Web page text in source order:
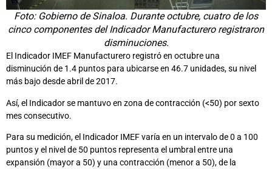
Foto: Gobierno de Sinaloa. Durante octubre, cuatro de los
cinco componentes del Indicador Manufacturero registraron
disminuciones.
El Indicador IMEF Manufacturero registró en octubre una
disminución de 1.4 puntos para ubicarse en 46.7 unidades, su nivel
más bajo desde abril de 2017.
Así, el Indicador se mantuvo en zona de contracción (<50) por sexto
mes consecutivo.
Para su medición, el Indicador IMEF varía en un intervalo de 0 a 100
puntos y el nivel de 50 puntos representa el umbral entre una
expansión (mayor a 50) y una contracción (menor a 50), de la